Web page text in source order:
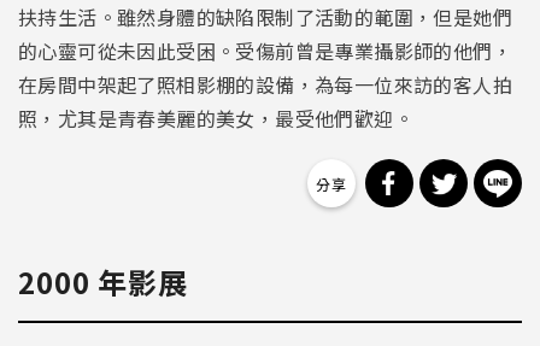
扶持生活。雖然身體的缺陷限制了活動的範圍，但是她們
的心靈可從未因此受困。受傷前曾是專業攝影師的他們，
在房間中架起了照相影棚的設備，為每一位來訪的客人拍
照，尤其是青春美麗的美女，最受他們歡迎。
分享到分享到
2000 年影展